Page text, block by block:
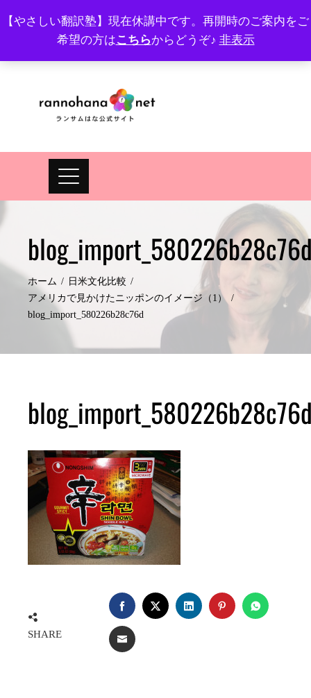
【やさしい翻訳塾】現在休講中です。再開時のご案内をご
希望の方はこちらからどうぞ♪ 非表示
プロフィール FAQ Site map JA EN
ホーム
日米文化比較
アメリカで見かけたニッポンのイメージ（1）
blog_import_580226b28c76d
SHARE
FACEBOOKTWITTERLINKEDINPINTEREST
EMAIL